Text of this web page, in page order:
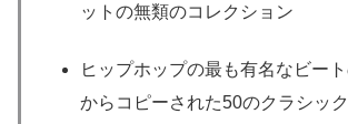
ットの無類のコレクション
ヒップホップの最も有名なビー
からコピーされた50のクラシッ